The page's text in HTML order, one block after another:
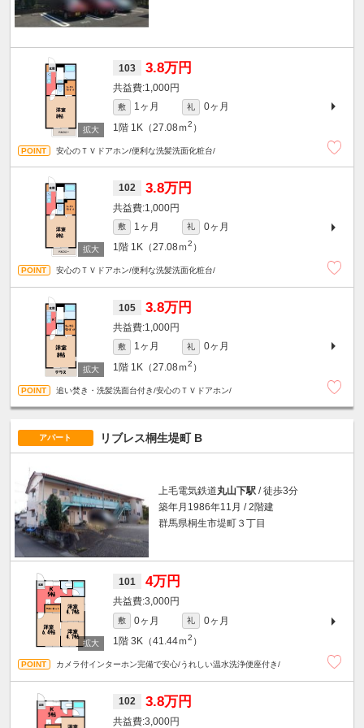
103 3.8万円
1,000円
敷 1ヶ月 礼
0ヶ月
1階 1K（27.08ｍ2 ）
安心のＴＶドアホン/便利な洗髪洗面化粧台/
102 3.8万円
1,000円
敷 1ヶ月 礼
0ヶ月
1階 1K（27.08ｍ2 ）
安心のＴＶドアホン/便利な洗髪洗面化粧台/
105 3.8万円
1,000円
敷 1ヶ月 礼
0ヶ月
1階 1K（27.08ｍ2 ）
追い焚き・洗髪洗面台付き/安心のＴＶドアホン/
アパート リブレス桐生堤町 B
上毛電気鉄道丸山下駅 / 徒歩3分
築年月1986年11月 / 2階建
群馬県桐生市堤町３丁目
101 4万円
3,000円
敷 0ヶ月 礼
0ヶ月
1階 3K（41.44ｍ2 ）
カメラ付インターホン完備で安心/うれしい温水洗浄便座付き/
102 3.8万円
3,000円